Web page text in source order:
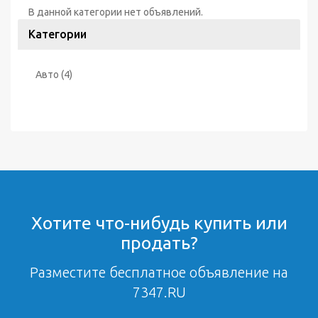
В данной категории нет объявлений.
Категории
Авто (4)
Хотите что-нибудь купить или
продать?
Разместите бесплатное объявление на
7347.RU